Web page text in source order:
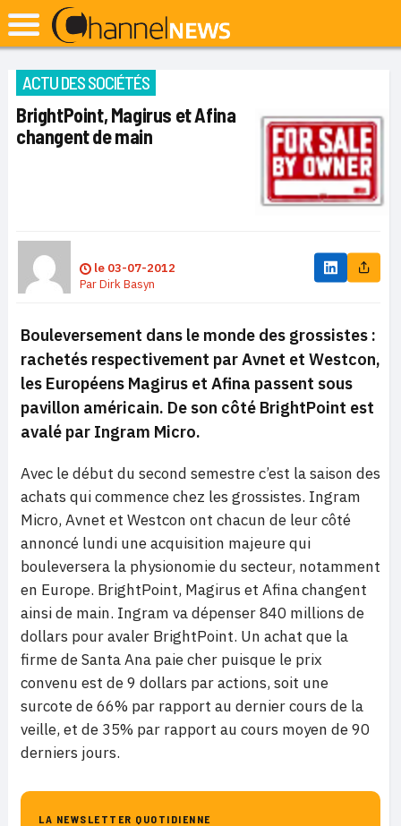
ACTU DES SOCIÉTÉS
BrightPoint, Magirus et Afina
changent de main
le 03-07-2012
ParDirk Basyn
Bouleversement dans le monde des grossistes :
rachetés respectivement par Avnet et Westcon,
les Européens Magirus et Afina passent sous
pavillon américain. De son côté BrightPoint est
avalé par Ingram Micro.
Avec le début du second semestre c’est la saison des
achats qui commence chez les grossistes. Ingram
Micro, Avnet et Westcon ont chacun de leur côté
annoncé lundi une acquisition majeure qui
bouleversera la physionomie du secteur, notamment
en Europe. BrightPoint, Magirus et Afina changent
ainsi de main. Ingram va dépenser 840 millions de
dollars pour avaler BrightPoint. Un achat que la
firme de Santa Ana paie cher puisque le prix
convenu est de 9 dollars par actions, soit une
surcote de 66% par rapport au dernier cours de la
veille, et de 35% par rapport au cours moyen de 90
derniers jours.
LA NEWSLETTER QUOTIDIENNE